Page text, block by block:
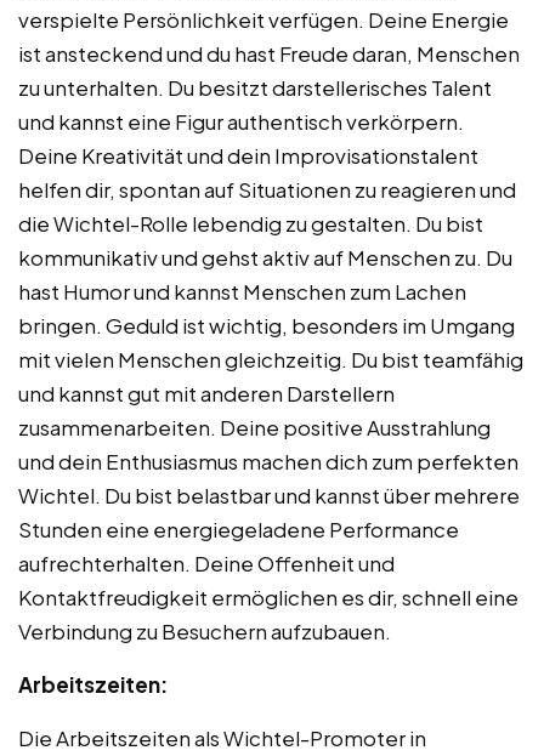
verspielte Persönlichkeit verfügen. Deine Energie
ist ansteckend und du hast Freude daran, Menschen
zu unterhalten. Du besitzt darstellerisches Talent
und kannst eine Figur authentisch verkörpern.
Deine Kreativität und dein Improvisationstalent
helfen dir, spontan auf Situationen zu reagieren und
die Wichtel-Rolle lebendig zu gestalten. Du bist
kommunikativ und gehst aktiv auf Menschen zu. Du
hast Humor und kannst Menschen zum Lachen
bringen. Geduld ist wichtig, besonders im Umgang
mit vielen Menschen gleichzeitig. Du bist teamfähig
und kannst gut mit anderen Darstellern
zusammenarbeiten. Deine positive Ausstrahlung
und dein Enthusiasmus machen dich zum perfekten
Wichtel. Du bist belastbar und kannst über mehrere
Stunden eine energiegeladene Performance
aufrechterhalten. Deine Offenheit und
Kontaktfreudigkeit ermöglichen es dir, schnell eine
Verbindung zu Besuchern aufzubauen.
Arbeitszeiten:
Die Arbeitszeiten als Wichtel-Promoter in